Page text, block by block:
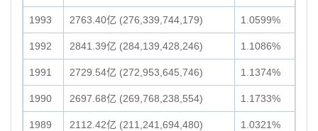
1993 2763.40亿 (276,339,744,179) 1.0599%
1992 2841.39亿 (284,139,428,246) 1.1086%
1991 2729.54亿 (272,953,645,746) 1.1374%
1990 2697.68亿 (269,768,238,554) 1.1733%
1989 2112.42亿 (211,241,694,480) 1.0321%